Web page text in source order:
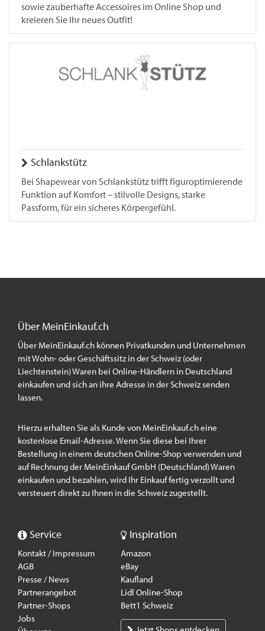
sowie zauberhafte Accessoires im Online Shop und
kreieren Sie Ihr neues Outfit!
Schlankstütz
Bei Shapewear von Schlankstütz trifft figuroptimierende
Funktion auf Komfort – stilvolle Designs, starke
Passform, für ein sicheres Körpergefühl.
Über MeinEinkauf.ch
Über MeinEinkauf.ch können Privatkunden und Unternehmen
mit Wohn- oder Geschäftssitz in der Schweiz (oder
Liechtenstein) Waren bei Online-Händlern in Deutschland
einkaufen und sich an ihre Adresse in der Schweiz senden
lassen.
Hierzu erhalten Sie als Kunde von MeinEinkauf.ch eine
kostenlose Email-Adresse. Wenn Sie diese bei Ihrer
Bestellung in einem deutschen Online-Shop verwenden und
auf Rechnung der MeinEinkauf GmbH (Deutschland) Waren
einkaufen und bezahlen, wird Ihr Einkauf fertig verzollt und
versteuert direkt zu Ihnen in die Schweiz zugestellt.
Service
Kontakt / Impressum
AGB
Presse / News
Partnerangebot
Partner-Shops
Jobs
Inspiration
Amazon
eBay
Kaufland
Lidl Online-Shop
Bett1 Schweiz